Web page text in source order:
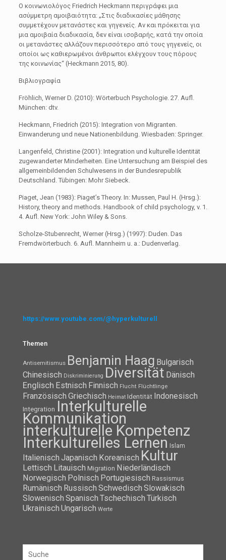
Ο κοινωνιολόγος Friedrich Heckmann περιγράφει μια
ασύμμετρη αμοιβαιότητα: „Στις διαδικασίες μάθησης
συμμετέχουν μετανάστες και γηγενείς. Αν και πρόκειται για
μια αμοιβαία διαδικασία, δεν είναι ισοβαρής, κατά την οποία
οι μετανάστες αλλάζουν περισσότερο από τους γηγενείς, οι
οποίοι ως καθιερωμένοι άνθρωποι ελέγχουν τους πόρους
της κοινωνίας“ (Heckmann 2015, 80).
Βιβλιογραφία
Fröhlich, Werner D. (2010): Wörterbuch Psychologie. 27. Aufl.
München: dtv.
Heckmann, Friedrich (2015): Integration von Migranten.
Einwanderung und neue Nationenbildung. Wiesbaden: Springer.
Langenfeld, Christine (2001): Integration und kulturelle Identität
zugewanderter Minderheiten. Eine Untersuchung am Beispiel des
allgemeinbildenden Schulwesens in der Bundesrepublik
Deutschland. Tübingen: Mohr Siebeck.
Piaget, Jean (1983): Piaget’s Theory. In: Mussen, Paul H. (Hrsg.):
History, theory and methods. Handbook of child psychology, v. 1.
4. Aufl. New York: John Wiley & Sons.
Scholze-Stubenrecht, Werner (Hrsg.) (1997): Duden. Das
Fremdwörterbuch. 6. Aufl. Mannheim u. a.: Dudenverlag.
https://www.youtube.com/@hyperkulturell
Themen
Antisemitismus Benjamin Haag Bulgarisch
Chinesisch Diskriminierung Diversität Dänisch
Englisch Estnisch Finnisch Flucht Flüchtlinge
Französisch Griechisch Heimat Identität Indonesisch
Integration Interkulturelle
Kommunikation
interkulturelle Kompetenz
Interkulturelles Lernen Islam
Italienisch Japanisch Koreanisch Kultur
Lettisch Litauisch Migration Niederländisch
Norwegisch Polnisch Portugiesisch Rassismus
Rumänisch Russisch Schwedisch Slowakisch
Slowenisch Spanisch Tschechisch Türkisch
Ukrainisch Ungarisch Werte